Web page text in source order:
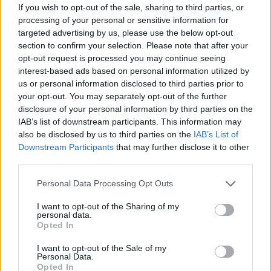
If you wish to opt-out of the sale, sharing to third parties, or
processing of your personal or sensitive information for
targeted advertising by us, please use the below opt-out
section to confirm your selection. Please note that after your
opt-out request is processed you may continue seeing
interest-based ads based on personal information utilized by
us or personal information disclosed to third parties prior to
your opt-out. You may separately opt-out of the further
disclosure of your personal information by third parties on the
IAB’s list of downstream participants. This information may
also be disclosed by us to third parties on the IAB’s List of
Downstream Participants that may further disclose it to other
Please note that this website/app uses one or more Google
not limited to your visit or usage behaviour. You may click to
grant or deny consent to Google and its third-party tags to
use your data for below specified purposes in below Google
consent section.
Personal Data Processing Opt Outs
I want to opt-out of the Sharing of my
personal data.
Opted In
I want to opt-out of the Sale of my
Personal Data.
Opted In
fino a 37° su mezza Italia.
1 anno fa
Roma, Le previsioni meteo di
domani
5 anni fa
Tag: 25 aprile Meteo
Meteo: arriva il caldo africano, fino a 37° su mezza